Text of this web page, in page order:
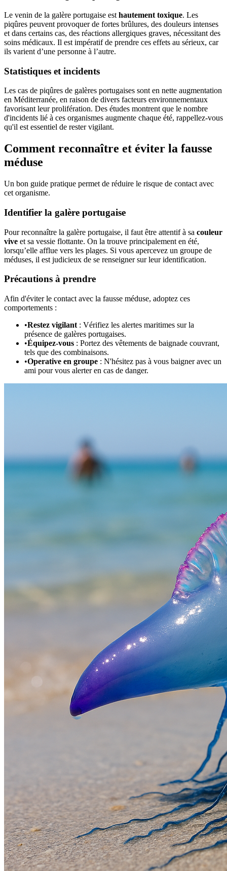
Le venin de la galère portugaise est hautement toxique. Les
piqûres peuvent provoquer de fortes brûlures, des douleurs intenses
et dans certains cas, des réactions allergiques graves, nécessitant des
soins médicaux. Il est impératif de prendre ces effets au sérieux, car
ils varient d’une personne à l’autre.
Statistiques et incidents
Les cas de piqûres de galères portugaises sont en nette augmentation
en Méditerranée, en raison de divers facteurs environnementaux
favorisant leur prolifération. Des études montrent que le nombre
d'incidents lié à ces organismes augmente chaque été, rappellez-vous
qu'il est essentiel de rester vigilant.
Comment reconnaître et éviter la fausse
méduse
Un bon guide pratique permet de réduire le risque de contact avec
cet organisme.
Identifier la galère portugaise
Pour reconnaître la galère portugaise, il faut être attentif à sa couleur
vive et sa vessie flottante. On la trouve principalement en été,
lorsqu’elle afflue vers les plages. Si vous apercevez un groupe de
méduses, il est judicieux de se renseigner sur leur identification.
Précautions à prendre
Afin d'éviter le contact avec la fausse méduse, adoptez ces
comportements :
•Restez vigilant : Vérifiez les alertes maritimes sur la
présence de galères portugaises.
•Équipez-vous : Portez des vêtements de baignade couvrant,
tels que des combinaisons.
•Operative en groupe : N'hésitez pas à vous baigner avec un
ami pour vous alerter en cas de danger.